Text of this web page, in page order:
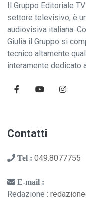
Il Gruppo Editoriale
settore televisivo, è
audiovisiva italiana.
Giulia il Gruppo si
tecnico altamente
interamente dedicato
Contatti
Tel : 049.8077755
E-mail :
Redazione :